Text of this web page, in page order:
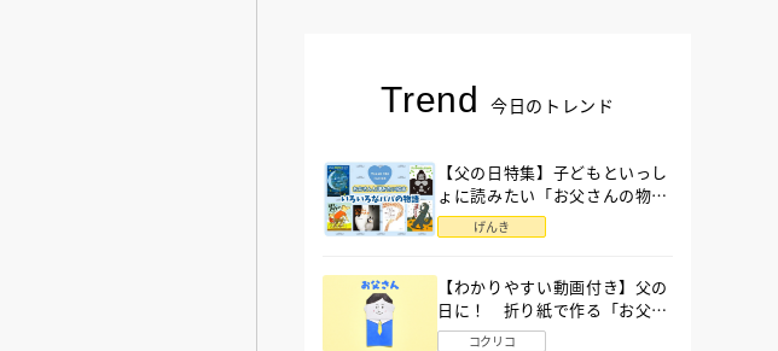
Trend 今日のトレンド
【父の日特集】子どもといっし
ょに読みたい「お父さんの物
語」６選
げんき
【わかりやすい動画付き】父の
日に！ 折り紙で作る「お父さ
ん」の簡単な折り方
コクリコ